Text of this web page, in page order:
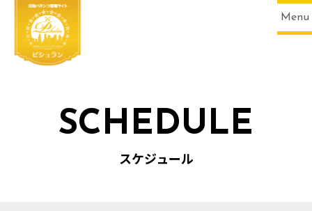
Menu
SCHEDULE
スケジュール